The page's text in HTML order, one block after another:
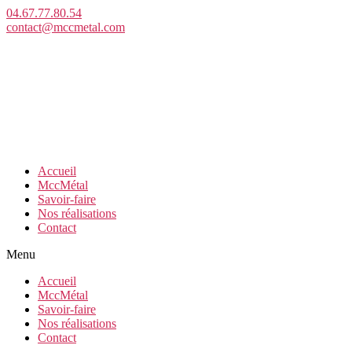
Aller
au
04.67.77.80.54
contact@mccmetal.com
Accueil
MccMétal
Savoir-faire
Nos réalisations
Contact
Menu
Accueil
MccMétal
Savoir-faire
Nos réalisations
Contact